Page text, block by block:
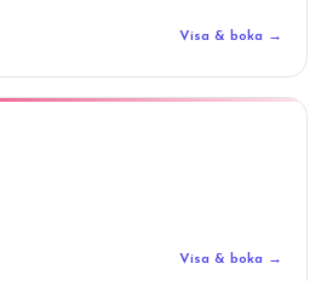
Visa & boka →
Visa & boka →